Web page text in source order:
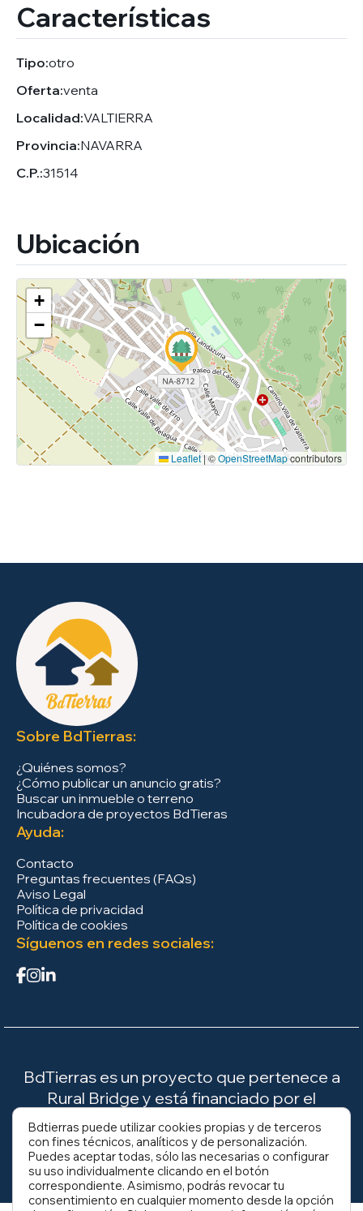
Características
Tipo:otro
Oferta:venta
Localidad:VALTIERRA
Provincia:NAVARRA
C.P.:31514
Ubicación
+
−
Leaflet|©OpenStreetMapcontributors
Sobre BdTierras:
¿Quiénes somos?
¿Cómo publicar un anuncio gratis?
Buscar un inmueble o terreno
Incubadora de proyectos BdTieras
Ayuda:
Contacto
Preguntas frecuentes (FAQs)
Aviso Legal
Política de privacidad
Política de cookies
Síguenos en redes sociales:
BdTierras es un proyecto que pertenece a
Rural Bridge y está financiado por el
Ministerio para la Transición Ecológica y el
Reto Demográfico (MITECO).
Bdtierras puede utilizar cookies propias y de terceros
con fines técnicos, analíticos y de personalización.
Puedes aceptar todas, sólo las necesarias o configurar
su uso individualmente clicando en el botón
correspondiente. Asimismo, podrás revocar tu
consentimiento en cualquier momento desde la opción